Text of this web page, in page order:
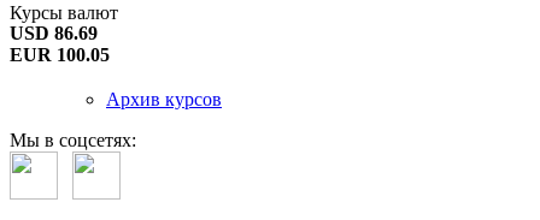
Курсы валют
USD 86.69
EUR 100.05
Архив курсов
Мы в соцсетях: